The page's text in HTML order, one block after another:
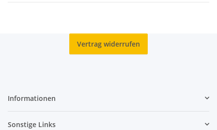
Vertrag widerrufen
Informationen
Sonstige Links